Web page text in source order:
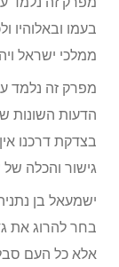
מפרק זה נלמד
בעמו ובאלוהיו
ממלכי ישראל
מפרק זה נלמד
הדעות השונות
בצדקת דרכנו
גישור והכלה
ישמעאל בן
בחר להרוג את
אלא כל העם